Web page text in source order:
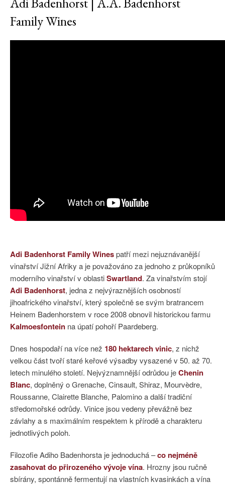
Family Wines
Adi Badenhorst Family Winespatří mezi nejuznávanější
vinařství Jižní Afriky a je považováno za jednoho z průkopníků
moderního vinařství v oblastiSwartland. Za vinařstvím stojí
Adi Badenhorst, jedna z nejvýraznějších osobností
jihoafrického vinařství, který společně se svým bratrancem
Heinem Badenhorstem v roce 2008 obnovil historickou farmu
Kalmoesfontein na úpatí pohoří Paardeberg.
Dnes hospodaří na více než 180 hektarech vinic, z nichž
velkou část tvoří staré keřové výsadby vysazené v 50. až 70.
letech minulého století. Nejvýznamnější odrůdou jeChenin
Blanc, doplněný o Grenache, Cinsault, Shiraz, Mourvèdre,
Roussanne, Clairette Blanche, Palomino a další tradiční
středomořské odrůdy. Vinice jsou vedeny převážně bez
závlahy a s maximálním respektem k přírodě a charakteru
jednotlivých poloh.
Filozofie Adiho Badenhorsta je jednoduchá –co nejméně
zasahovat do přirozeného vývoje vína. Hrozny jsou ručně
sbírány, spontánně fermentují na vlastních kvasinkách a vína